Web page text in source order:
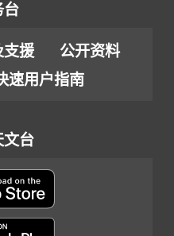
台
支援
公开资料
速用户指南
文台